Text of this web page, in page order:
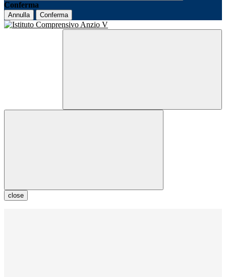
Conferma
Annulla Conferma
close